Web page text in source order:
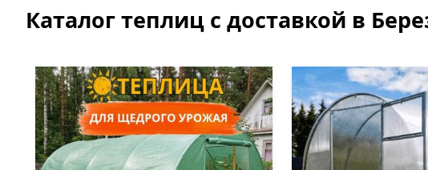
Каталог теплиц с доставкой в